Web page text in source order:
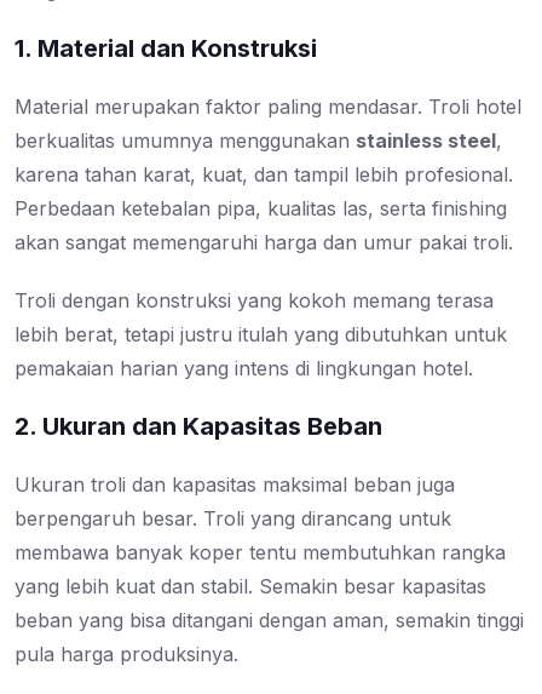
1. Material dan Konstruksi
Material merupakan faktor paling mendasar. Troli hotel
berkualitas umumnya menggunakan stainless steel,
karena tahan karat, kuat, dan tampil lebih profesional.
Perbedaan ketebalan pipa, kualitas las, serta finishing
akan sangat memengaruhi harga dan umur pakai troli.
Troli dengan konstruksi yang kokoh memang terasa
lebih berat, tetapi justru itulah yang dibutuhkan untuk
pemakaian harian yang intens di lingkungan hotel.
2. Ukuran dan Kapasitas Beban
Ukuran troli dan kapasitas maksimal beban juga
berpengaruh besar. Troli yang dirancang untuk
membawa banyak koper tentu membutuhkan rangka
yang lebih kuat dan stabil. Semakin besar kapasitas
beban yang bisa ditangani dengan aman, semakin tinggi
pula harga produksinya.